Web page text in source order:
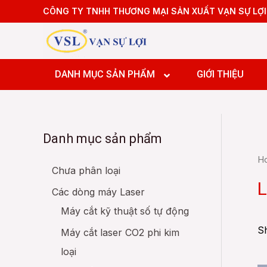
to
CÔNG TY TNHH THƯƠNG MẠI SẢN XUẤT VẠN SỰ LỢI
DANH MỤC SẢN PHẨM
Linh
Linh
GIỚI THIỆU
Linh
Linh
Danh mục sản phẩm
Chưa phân loại
Các dòng máy Laser
Máy cắt kỹ thuật số tự động
Máy cắt laser CO2 phi kim
loại